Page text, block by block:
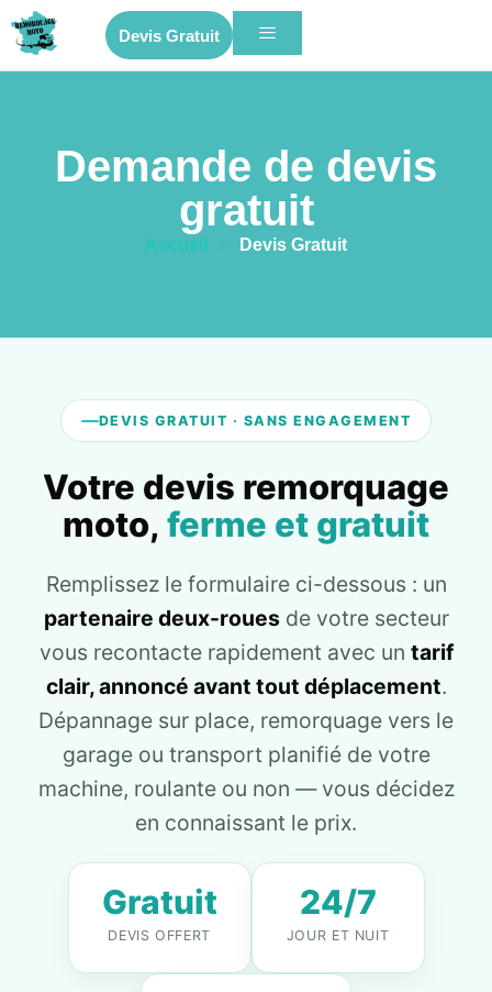
Devis Gratuit
Demande de devis
gratuit
Accueil » Devis Gratuit
DEVIS GRATUIT · SANS ENGAGEMENT
Votre devis remorquage
moto, ferme et gratuit
Remplissez le formulaire ci-dessous : un
partenaire deux-rouesde votre secteur
vous recontacte rapidement avec un tarif
clair, annoncé avant tout déplacement.
Dépannage sur place, remorquage vers le
garage ou transport planifié de votre
machine, roulante ou non — vous décidez
en connaissant le prix.
Gratuit
DEVIS OFFERT
24/7
JOUR ET NUIT